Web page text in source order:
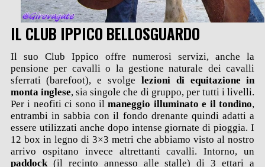
IL CLUB IPPICO BELLOSGUARDO
Il suo Club Ippico offre numerosi servizi, anche la
pensione per cavalli o la gestione naturale dei cavalli
sferrati (barefoot), e svolge lezioni di equitazione in
monta inglese, sia singole che di gruppo, per tutti i livelli.
Per i neofiti ci sono ilmaneggio illuminato e il tondino,
entrambi in sabbia con il fondo drenante quindi adatti a
essere utilizzati anche dopo intense giornate di pioggia. I
12 box in legno di 3×3 metri che abbiamo visto al nostro
arrivo ospitano invece altrettanti cavalli. Intorno, un
paddock (il recinto annesso alle stalle) di 3 ettari a